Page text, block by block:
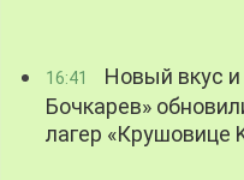
16:41
Новый вкус
Бочкарев»
лагер «Крушовице